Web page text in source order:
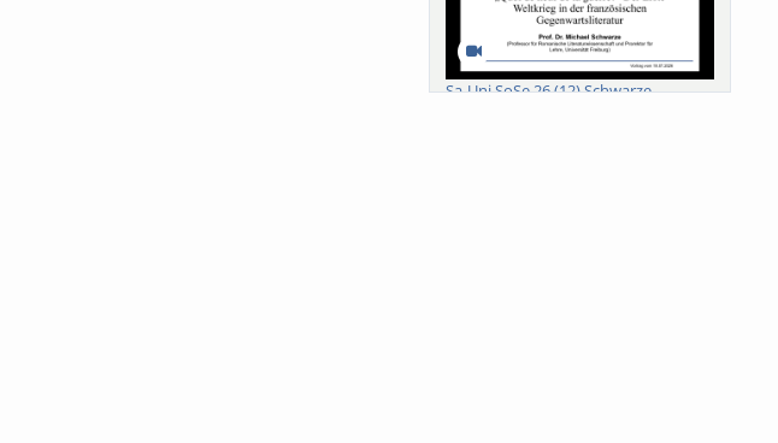
Sa-Uni SoSe 26 (12) Schwarze